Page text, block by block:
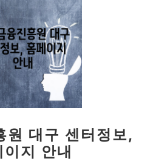
원 대구 센터정보,
이지 안내